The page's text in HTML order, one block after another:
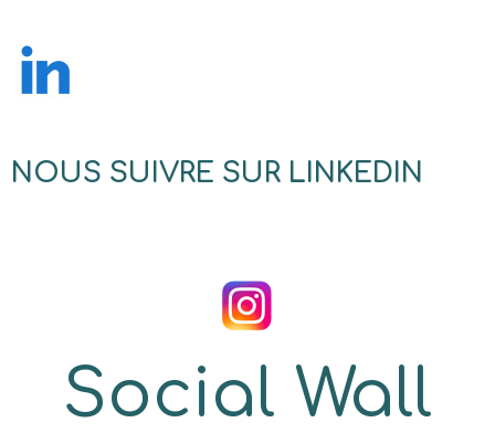
NOUS SUIVRE SUR LINKEDIN
Social Wall